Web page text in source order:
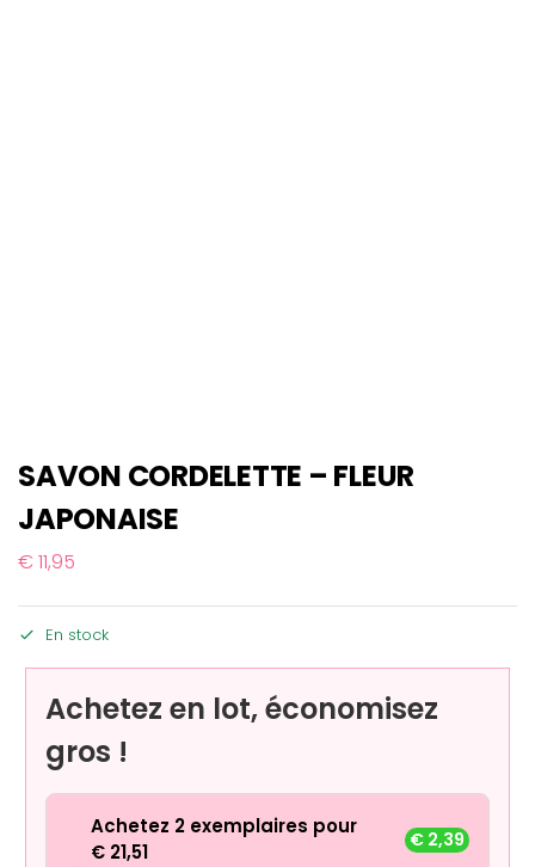
SAVON CORDELETTE – FLEUR
JAPONAISE
€11,95
En stock
Achetez en lot, économisez
gros !
Achetez 2 exemplaires pour
€ 21,51
€ 2,39